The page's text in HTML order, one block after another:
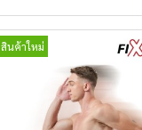
สินค้าใหม่